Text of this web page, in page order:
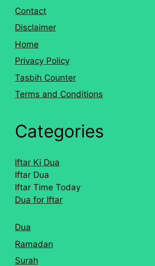
Contact
Disclaimer
Home
Privacy Policy
Tasbih Counter
Terms and Conditions
Categories
Iftar Ki Dua
Iftar Dua
Iftar Time Today
Dua for Iftar
Dua
Ramadan
Surah